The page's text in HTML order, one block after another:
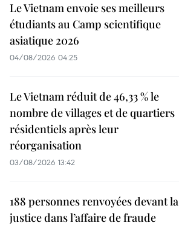
Le Vietnam envoie ses meilleurs
étudiants au Camp scientifique
asiatique 2026
04/08/2026 04:25
Le Vietnam réduit de 46,33 % le
nombre de villages et de quartiers
résidentiels après leur
réorganisation
03/08/2026 13:42
188 personnes renvoyées devant la
justice dans l’affaire de fraude